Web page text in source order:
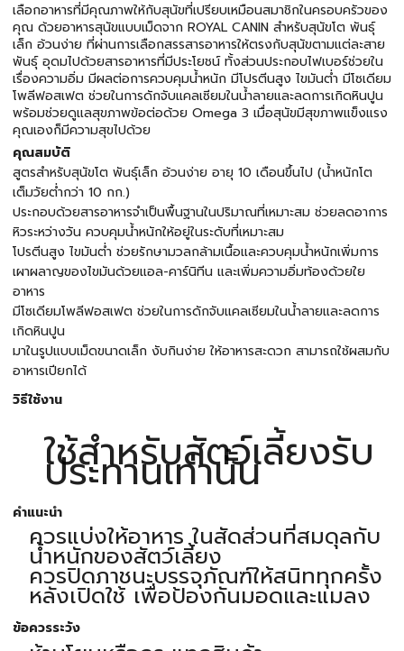
เลือกอาหารที่มีคุณภาพให้กับสุนัขที่เปรียบเหมือนสมาชิกในครอบครัวของ
คุณ ด้วยอาหารสุนัขแบบเม็ดจาก ROYAL CANIN สำหรับสุนัขโต พันธุ์
เล็ก อ้วนง่าย ที่ผ่านการเลือกสรรสารอาหารให้ตรงกับสุนัขตามแต่ละสาย
พันธุ์ อุดมไปด้วยสารอาหารที่มีประโยชน์ ทั้งส่วนประกอบไฟเบอร์ช่วยใน
เรื่องความอิ่ม มีผลต่อการควบคุมน้ำหนัก มีโปรตีนสูง ไขมันต่ำ มีโซเดียม
โพลีฟอสเฟต ช่วยในการดักจับแคลเซียมในน้ำลายและลดการเกิดหินปูน
พร้อมช่วยดูแลสุขภาพข้อต่อด้วย Omega 3 เมื่อสุนัขมีสุขภาพแข็งแรง
คุณเองก็มีความสุขไปด้วย
คุณสมบัติ
สูตรสำหรับสุนัขโต พันธุ์เล็ก อ้วนง่าย อายุ 10 เดือนขึ้นไป (น้ำหนักโต
เต็มวัยต่ำกว่า 10 กก.)
ประกอบด้วยสารอาหารจำเป็นพื้นฐานในปริมาณที่เหมาะสม ช่วยลดอาการ
หิวระหว่างวัน ควบคุมน้ำหนักให้อยู่ในระดับที่เหมาะสม
โปรตีนสูง ไขมันต่ำ ช่วยรักษามวลกล้ามเนื้อและควบคุมน้ำหนักเพิ่มการ
เผาผลาญของไขมันด้วยแอล-คาร์นิทีน และเพิ่มความอิ่มท้องด้วยใย
อาหาร
มีโซเดียมโพลีฟอสเฟต ช่วยในการดักจับแคลเซียมในน้ำลายและลดการ
เกิดหินปูน
มาในรูปแบบเม็ดขนาดเล็ก งับกินง่าย ให้อาหารสะดวก สามารถใช้ผสมกับ
อาหารเปียกได้
วิธีใช้งาน
ใช้สำหรับสัตว์เลี้ยงรับ
ประทานเท่านั้น
คำแนะนำ
ควรแบ่งให้อาหาร ในสัดส่วนที่สมดุลกับ
น้ำหนักของสัตว์เลี้ยง
ควรปิดภาชนะบรรจุภัณฑ์ให้สนิททุกครั้ง
หลังเปิดใช้ เพื่อป้องกันมอดและแมลง
ข้อควรระวัง